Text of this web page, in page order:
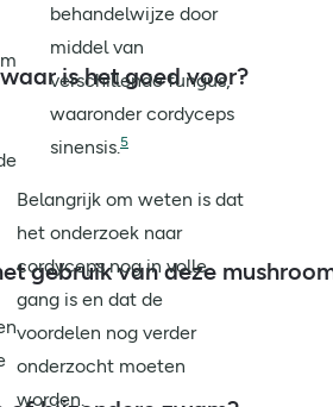
behandelwijze door
middel van
verschillende fungus,
waaronder cordyceps
sinensis.5
Belangrijk om weten is dat
het onderzoek naar
cordyceps nog in volle
gang is en dat de
voordelen nog verder
onderzocht moeten
worden.
is het goed voor?
gebruik van deze